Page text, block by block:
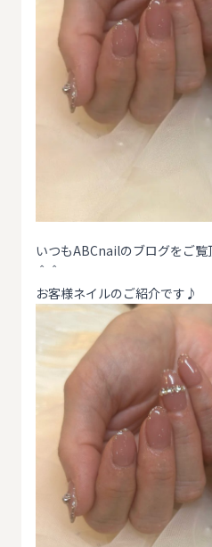
いつもABCnailのブログをご
＾＾
お客様ネイルのご紹介です♪